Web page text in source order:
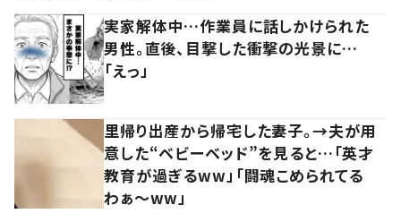
実家解体中…作業員に話しかけられた
男性。直後、目撃した衝撃の光景に…
「えっ」
里帰り出産から帰宅した妻子。→夫が用
意した“ベビーベッド”を見ると…「英才
教育が過ぎるww」「闘魂こめられてる
わぁ～ww」